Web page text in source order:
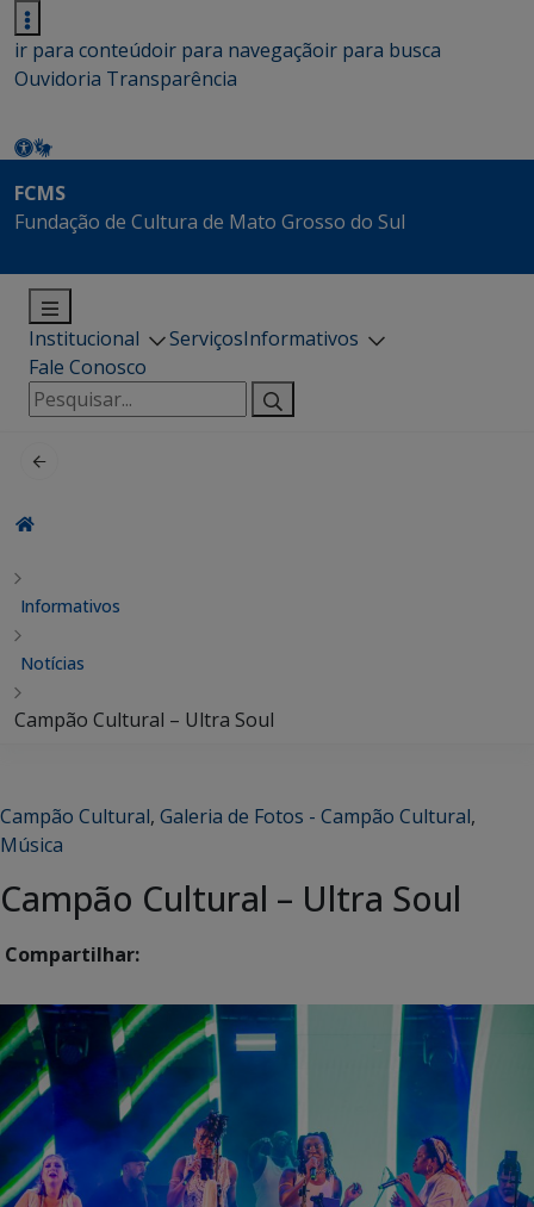
ir para conteúdoir para navegaçãoir para busca
Ouvidoria Transparência
FCMS
Fundação de Cultura de Mato Grosso do Sul
Institucional ServiçosInformativos
Fale Conosco
Pesquisar
por:
Informativos
Notícias
Campão Cultural – Ultra Soul
Campão Cultural, Galeria de Fotos - Campão Cultural,
Música
Campão Cultural – Ultra Soul
Compartilhar: